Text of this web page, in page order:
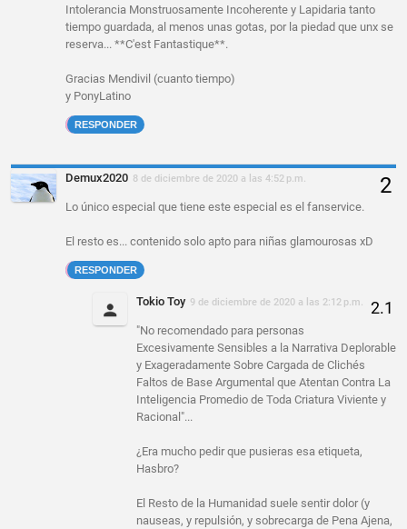
Intolerancia Monstruosamente Incoherente y Lapidaria tanto
tiempo guardada, al menos unas gotas, por la piedad que unx se
reserva... **C'est Fantastique**.
Gracias Mendivil (cuanto tiempo)
y PonyLatino
RESPONDER
Demux2020 8 de diciembre de 2020 a las 4:52 p.m.
Lo único especial que tiene este especial es el fanservice.
El resto es... contenido solo apto para niñas glamourosas xD
RESPONDER
Tokio Toy 9 de diciembre de 2020 a las 2:12 p.m.
"No recomendado para personas
Excesivamente Sensibles a la Narrativa Deplorable
y Exageradamente Sobre Cargada de Clichés
Faltos de Base Argumental que Atentan Contra La
Inteligencia Promedio de Toda Criatura Viviente y
Racional"...
¿Era mucho pedir que pusieras esa etiqueta,
Hasbro?
El Resto de la Humanidad suele sentir dolor (y
nauseas, y repulsión, y sobrecarga de Pena Ajena,